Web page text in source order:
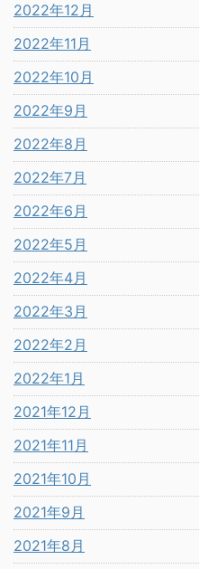
2022年12月
2022年11月
2022年10月
2022年9月
2022年8月
2022年7月
2022年6月
2022年5月
2022年4月
2022年3月
2022年2月
2022年1月
2021年12月
2021年11月
2021年10月
2021年9月
2021年8月